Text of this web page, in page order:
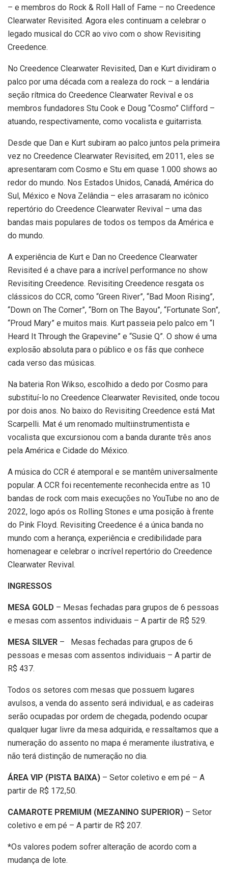
– e membros do Rock & Roll Hall of Fame – no Creedence
Clearwater Revisited. Agora eles continuam a celebrar o
legado musical do CCR ao vivo com o show Revisiting
Creedence.
No Creedence Clearwater Revisited, Dan e Kurt dividiram o
palco por uma década com a realeza do rock – a lendária
seção rítmica do Creedence Clearwater Revival e os
membros fundadores Stu Cook e Doug “Cosmo” Clifford –
atuando, respectivamente, como vocalista e guitarrista.
Desde que Dan e Kurt subiram ao palco juntos pela primeira
vez no Creedence Clearwater Revisited, em 2011, eles se
apresentaram com Cosmo e Stu em quase 1.000 shows ao
redor do mundo. Nos Estados Unidos, Canadá, América do
Sul, México e Nova Zelândia – eles arrasaram no icônico
repertório do Creedence Clearwater Revival – uma das
bandas mais populares de todos os tempos da América e
do mundo.
A experiência de Kurt e Dan no Creedence Clearwater
Revisited é a chave para a incrível performance no show
Revisiting Creedence. Revisiting Creedence resgata os
clássicos do CCR, como “Green River”, “Bad Moon Rising”,
“Down on The Corner”, “Born on The Bayou”, “Fortunate Son”,
“Proud Mary” e muitos mais. Kurt passeia pelo palco em “I
Heard It Through the Grapevine” e “Susie Q”. O show é uma
explosão absoluta para o público e os fãs que conhece
cada verso das músicas.
Na bateria Ron Wikso, escolhido a dedo por Cosmo para
substituí-lo no Creedence Clearwater Revisited, onde tocou
por dois anos. No baixo do Revisiting Creedence está Mat
Scarpelli. Mat é um renomado multiinstrumentista e
vocalista que excursionou com a banda durante três anos
pela América e Cidade do México.
A música do CCR é atemporal e se mantêm universalmente
popular. A CCR foi recentemente reconhecida entre as 10
bandas de rock com mais execuções no YouTube no ano de
2022, logo após os Rolling Stones e uma posição à frente
do Pink Floyd. Revisiting Creedence é a única banda no
mundo com a herança, experiência e credibilidade para
homenagear e celebrar o incrível repertório do Creedence
Clearwater Revival.
INGRESSOS
MESA GOLD – Mesas fechadas para grupos de 6 pessoas
e mesas com assentos individuais – A partir de R$ 529.
MESA SILVER – Mesas fechadas para grupos de 6
pessoas e mesas com assentos individuais – A partir de
R$ 437.
Todos os setores com mesas que possuem lugares
avulsos, a venda do assento será individual, e as cadeiras
serão ocupadas por ordem de chegada, podendo ocupar
qualquer lugar livre da mesa adquirida, e ressaltamos que a
numeração do assento no mapa é meramente ilustrativa, e
não terá distinção de numeração no dia.
ÁREA VIP (PISTA BAIXA) – Setor coletivo e em pé – A
partir de R$ 172,50.
CAMAROTE PREMIUM (MEZANINO SUPERIOR) – Setor
coletivo e em pé – A partir de R$ 207.
*Os valores podem sofrer alteração de acordo com a
mudança de lote.